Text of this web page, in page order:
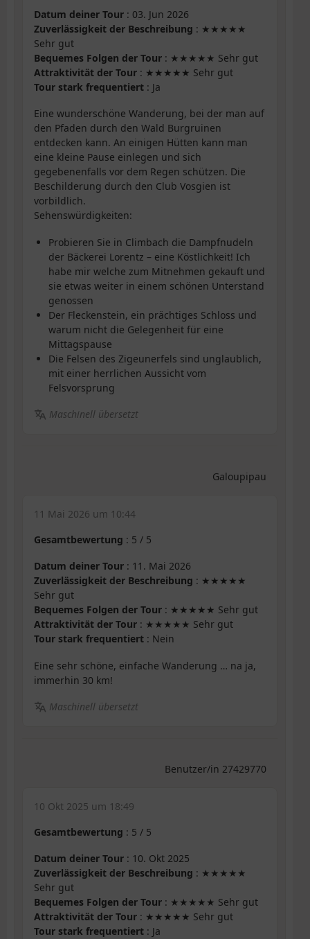
Datum deiner Tour : 03. Jun 2026
Zuverlässigkeit der Beschreibung : ★★★★★
Sehr gut
Bequemes Folgen der Tour : ★★★★★ Sehr gut
Attraktivität der Tour : ★★★★★ Sehr gut
Tour stark frequentiert : Ja
Eine wunderschöne Wanderung, bei der man auf
den Pfaden durch den Wald Burgruinen
entdecken kann. An einigen Hütten kann man
eine kleine Pause einlegen und sich
gegebenenfalls vor dem Regen schützen. Die
Beschilderung durch den Club Vosgien ist
vorbildlich.
Sehenswürdigkeiten:
Probieren Sie in Climbach die Dampfnudeln
der Bäckerei Lorentz – eine Köstlichkeit! Ich
habe mir welche zum Mitnehmen gekauft und
sie etwas weiter in einem schönen Unterstand
genossen
Der Fleckenstein, ein prächtiges Schloss und
warum nicht die Gelegenheit für eine
Mittagspause
Die Felsen des Zigeunerfels sind unglaublich,
mit einer herrlichen Aussicht vom
Felsvorsprung
Maschinell übersetzt
Galoupipau
11 Mai 2026 um 10:44
Gesamtbewertung : 5 / 5
Datum deiner Tour : 11. Mai 2026
Zuverlässigkeit der Beschreibung : ★★★★★
Sehr gut
Bequemes Folgen der Tour : ★★★★★ Sehr gut
Attraktivität der Tour : ★★★★★ Sehr gut
Tour stark frequentiert : Nein
Eine sehr schöne, einfache Wanderung … na ja,
immerhin 30 km!
Maschinell übersetzt
Benutzer/in 27429770
10 Okt 2025 um 18:49
Gesamtbewertung : 5 / 5
Datum deiner Tour : 10. Okt 2025
Zuverlässigkeit der Beschreibung : ★★★★★
Sehr gut
Bequemes Folgen der Tour : ★★★★★ Sehr gut
Attraktivität der Tour : ★★★★★ Sehr gut
Tour stark frequentiert : Ja